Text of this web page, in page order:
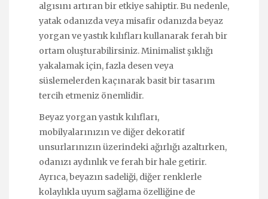
algısını artıran bir etkiye sahiptir. Bu nedenle,
yatak odanızda veya misafir odanızda beyaz
yorgan ve yastık kılıfları kullanarak ferah bir
ortam oluşturabilirsiniz. Minimalist şıklığı
yakalamak için, fazla desen veya
süslemelerden kaçınarak basit bir tasarım
tercih etmeniz önemlidir.
Beyaz yorgan yastık kılıfları,
mobilyalarınızın ve diğer dekoratif
unsurlarınızın üzerindeki ağırlığı azaltırken,
odanızı aydınlık ve ferah bir hale getirir.
Ayrıca, beyazın sadeliği, diğer renklerle
kolaylıkla uyum sağlama özelliğine de